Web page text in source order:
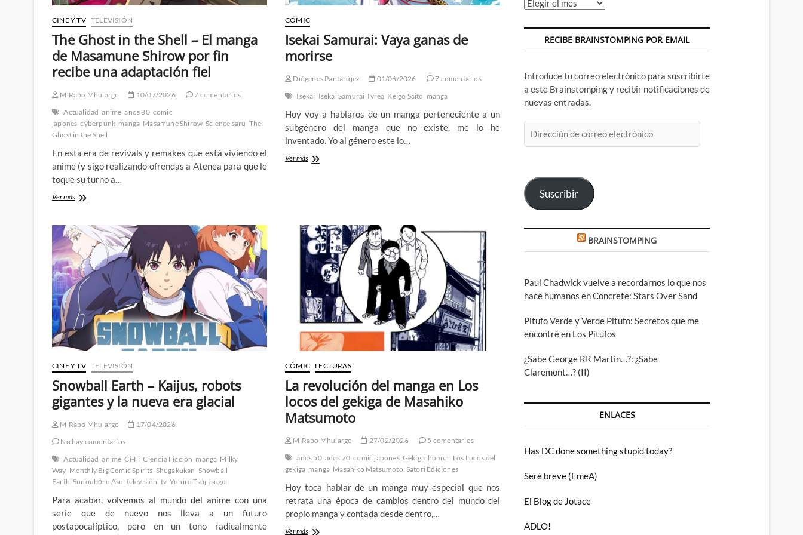
CINE Y TV TELEVISIÓN
The Ghost in the Shell – El manga
de Masamune Shirow por fin
recibe una adaptación fiel
M'Rabo Mhulargo 10/07/2026
7 comentarios
Actualidad anime años 80 comic
japones cyberpunk manga Masamune Shirow Science saru The
Ghost in the Shell
En esta era de revivals y remakes que está viviendo el
anime (y sigo realizando ofrendas a Atenea para que le
toque su turno a…
Ver másThe
the
Shell
–
El
manga
de
Masamune
Shirow
por
fin
una
fiel
CÓMIC
Isekai Samurai: Vaya ganas de
morirse
Diógenes Pantarújez 01/06/2026
7 comentarios
Isekai Isekai Samurai Ivrea Keigo Saito manga
Hoy voy a hablaros de un manga perteneciente a un
subgénero del manga que no existe, me lo he
inventado. Yo al género este lo…
Ver másIsekai
CINE Y TV TELEVISIÓN
Snowball Earth – Kaijus, robots
gigantes y la nueva era glacial
M'Rabo Mhulargo
17/04/2026
No hay comentarios
Actualidad anime Ci-Fi Ciencia Ficción manga Milky
Way Monthly Big Comic Spirits Shōgakukan Snowball
Earth Sunoubōru Āsu televisión tv Yuhiro Tsujitsugu
Para acabar, volvemos al mundo del anime con una
serie que de nuevo nos lleva a un futuro
postapocalíptico, pero en un tono radicalmente
CÓMIC LECTURAS
La revolución del manga en Los
locos del gekiga de Masahiko
Matsumoto
M'Rabo Mhulargo 27/02/2026
5 comentarios
años 50 años 70 comic japones Gekiga humor Los Locos del
gekiga manga Masahiko Matsumoto Satori Ediciones
Hoy toca hablar de un manga muy especial que nos
retrata una época de cambios dentro del mundo del
propio manga y contada desde dentro,…
Ver másLa
Archivos
RECIBE BRAINSTOMPING POR EMAIL
Introduce tu correo electrónico para suscribirte
a este Brainstomping y recibir notificaciones de
nuevas entradas.
de
Suscribir
BRAINSTOMPING
Paul Chadwick vuelve a recordarnos lo que nos
hace humanos en Concrete: Stars Over Sand
Pitufo Verde y Verde Pitufo: Secretos que me
encontré en Los Pitufos
¿Sabe George RR Martin…?: ¿Sabe
Claremont…? (II)
ENLACES
Has DC done something stupid today?
Seré breve (EmeA)
El Blog de Jotace
ADLO!